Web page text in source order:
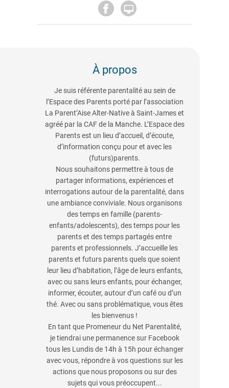

À propos
Je suis référente parentalité au sein de
l’Espace des Parents porté par l’association
La Parent’Aise Alter-Native à Saint-James et
agréé par la CAF de la Manche. L’Espace des
Parents est un lieu d’accueil, d’écoute,
d’information conçu pour et avec les
(futurs)parents.
Nous souhaitons permettre à tous de
partager informations, expériences et
interrogations autour de la parentalité, dans
une ambiance conviviale. Nous organisons
des temps en famille (parents-
enfants/adolescents), des temps pour les
parents et des temps partagés entre
parents et professionnels. J’accueille les
parents et futurs parents quels que soient
leur lieu d’habitation, l’âge de leurs enfants,
avec ou sans leurs enfants, pour échanger,
informer, écouter, autour d’un café ou d’un
thé. Avec ou sans problématique, vous êtes
les bienvenus !
En tant que Promeneur du Net Parentalité,
je tiendrai une permanence sur Facebook
tous les Lundis de 14h à 15h pour échanger
avec vous, répondre à vos questions sur les
actions que nous proposons ou sur des
sujets qui vous préoccupent...